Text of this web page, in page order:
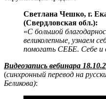
Светлана Чешко, г.
(Свердловская обл.):
«С большой
великолепные, узнаем
помогать СЕБЕ. Себе
Видеозапись вебинара
(синхронный перевод на
Беликова):